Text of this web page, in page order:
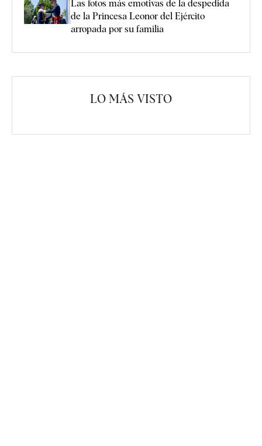
Las fotos más emotivas de la despedida
de la Princesa Leonor del Ejército
arropada por su familia
LO MÁS VISTO